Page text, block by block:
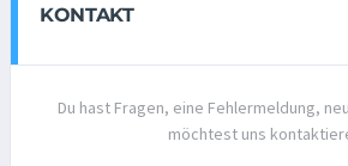
KONTAKT
Du hast Fragen, eine Fehlermeldung,
möchtest uns